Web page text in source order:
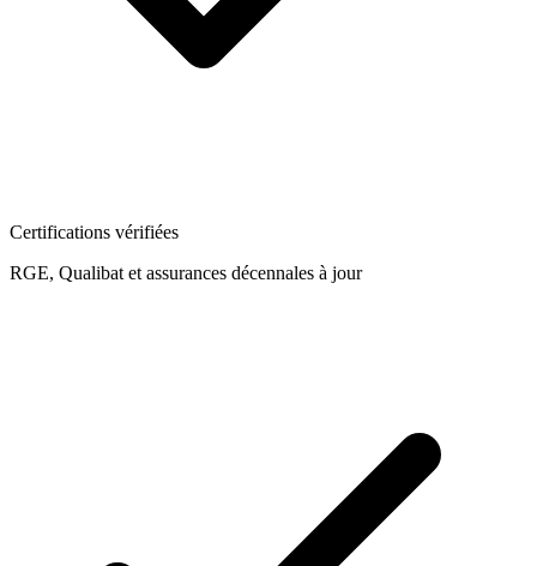
Certifications vérifiées
RGE, Qualibat et assurances décennales à jour